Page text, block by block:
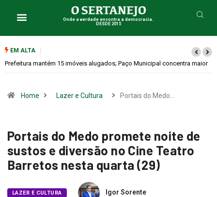
Onde a verdade encontra a democracia.
DESDE 2015
EM ALTA
Colina promove 1º Fórum de Turismo para discutir desenvolvimento
Home Lazer e Cultura Portais do Medo…
Portais do Medo promete noite de
sustos e diversão no Cine Teatro
Barretos nesta quarta (29)
LAZER E CULTURA Igor Sorente